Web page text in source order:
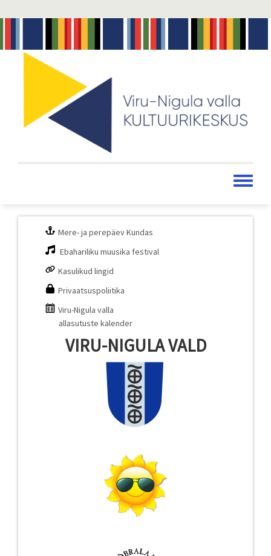
põhisisu
Toggle
Mere- ja perepäev Kundas
Ebahariliku muusika festival
Kasulikud lingid
Privaatsuspoliitika
Viru-Nigula valla
allasutuste kalender
VIRU-NIGULA VALD